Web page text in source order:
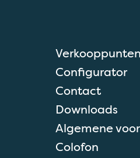
Verkooppunten
Configurator
Contact
Downloads
Algemene
Colofon